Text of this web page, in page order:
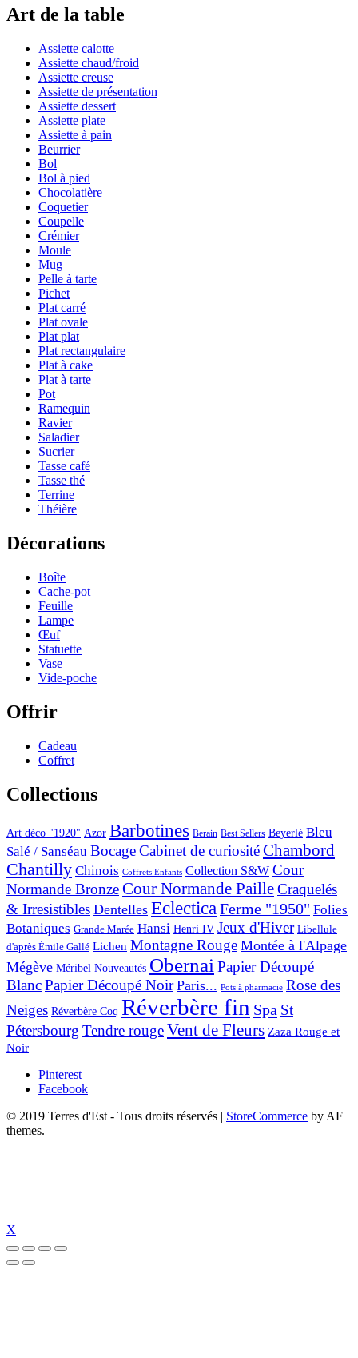
Art de la table
Assiette calotte
Assiette chaud/froid
Assiette creuse
Assiette de présentation
Assiette dessert
Assiette plate
Assiette à pain
Beurrier
Bol
Bol à pied
Chocolatière
Coquetier
Coupelle
Crémier
Moule
Mug
Pelle à tarte
Pichet
Plat carré
Plat ovale
Plat plat
Plat rectangulaire
Plat à cake
Plat à tarte
Pot
Ramequin
Ravier
Saladier
Sucrier
Tasse café
Tasse thé
Terrine
Théière
Décorations
Boîte
Cache-pot
Feuille
Lampe
Œuf
Statuette
Vase
Vide-poche
Offrir
Cadeau
Coffret
Collections
Art déco "1920" Azor Barbotines Berain Best Sellers Beyerlé Bleu
Salé / Sanséau BocageCabinet de curiositéChambord
Chantilly Chinois Coffrets Enfants Collection S&W Cour
Normande BronzeCour Normande PailleCraquelés
& Irresistibles Dentelles EclecticaFerme "1950" Folies
Botaniques Grande Marée Hansi Henri IV Jeux d'Hiver Libellule
d'après Émile Gallé Lichen Montagne Rouge Montée à l'Alpage
Mégève Méribel Nouveautés ObernaiPapier Découpé
BlancPapier Découpé Noir Paris... Pots à pharmacie Rose des
Neiges Réverbère Coq Réverbère fin Spa St
Pétersbourg Tendre rougeVent de Fleurs Zaza Rouge et
Noir
Pinterest
Facebook
© 2019 Terres d'Est - Tous droits réservés
StoreCommerce by AF
themes.
X